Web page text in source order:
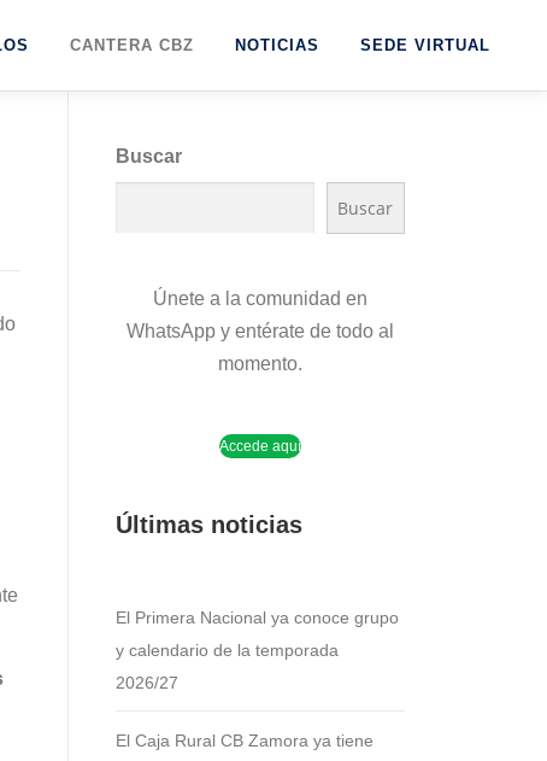
CANTERA CBZ NOTICIAS SEDE VIRTUAL
Buscar
Buscar
Únete a la comunidad en
WhatsApp y entérate de todo al
momento.
Accede aquí
Últimas noticias
El Primera Nacional ya conoce grupo
y calendario de la temporada
2026/27
El Caja Rural CB Zamora ya tiene